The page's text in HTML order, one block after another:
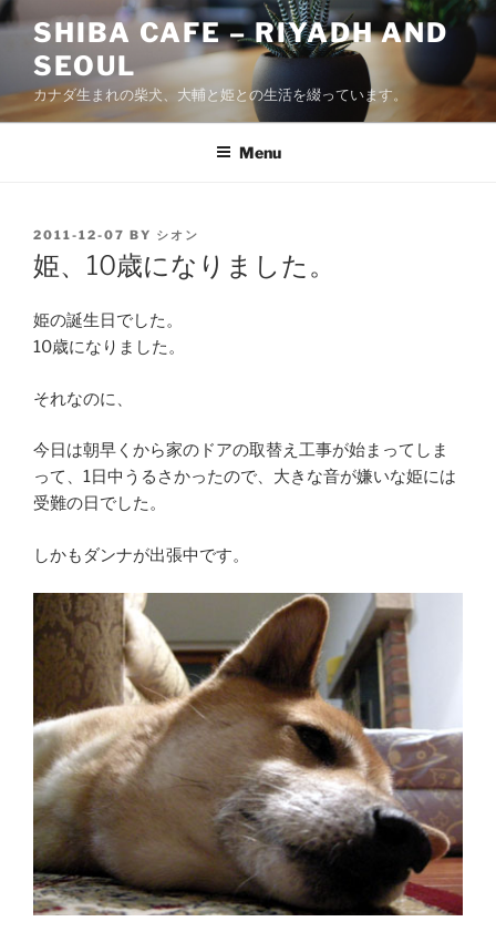
Skip
content
SHIBA CAFE – RIYADH AND
SEOUL
カナダ生まれの柴犬、大輔と姫との生活を綴っています。
Menu
POSTED
ON
2011-12-07 BY シオン
姫、10歳になりました。
姫の誕生日でした。
10歳になりました。
それなのに、
今日は朝早くから家のドアの取替え工事が始まってしま
って、1日中うるさかったので、大きな音が嫌いな姫には
受難の日でした。
しかもダンナが出張中です。